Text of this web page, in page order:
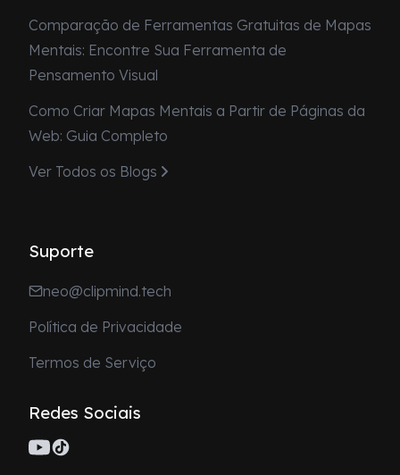
Comparação de Ferramentas Gratuitas de Mapas
Mentais: Encontre Sua Ferramenta de
Pensamento Visual
Como Criar Mapas Mentais a Partir de Páginas da
Web: Guia Completo
Ver Todos os Blogs
Suporte
neo@clipmind.tech
Política de Privacidade
Termos de Serviço
Redes Sociais